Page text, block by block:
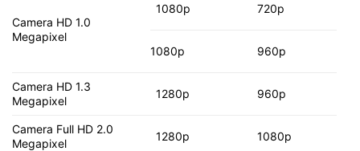
Camera HD 1.0
Megapixel
1080p 720p
1080p 960p
Camera HD 1.3
Megapixel
1280p 960p
Camera Full HD 2.0
Megapixel
1280p 1080p